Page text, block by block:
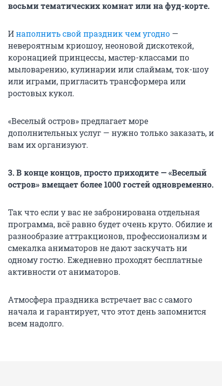
восьми тематических комнат или на фуд-корте.
Инаполнить свой праздник чем угодно —
невероятным криошоу, неоновой дискотекой,
коронацией принцессы, мастер-классами по
мыловарению, кулинарии или слаймам, ток-шоу
или играми, пригласить трансформера или
ростовых кукол.
«Веселый остров» предлагает море
дополнительных услуг — нужно только заказать, и
вам их организуют.
3. В конце концов, просто приходите — «Веселый
остров» вмещает более 1000 гостей одновременно.
Так что если у вас не забронирована отдельная
программа, всё равно будет очень круто. Обилие и
разнообразие аттракционов, профессионализм и
смекалка аниматоров не дают заскучать ни
одному гостю. Ежедневно проходят бесплатные
активности от аниматоров.
Атмосфера праздника встречает вас с самого
начала и гарантирует, что этот день запомнится
всем надолго.